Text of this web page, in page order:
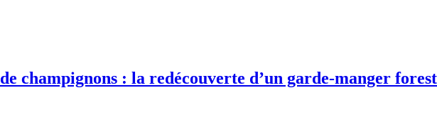
champignons : la redécouverte d’un garde-manger